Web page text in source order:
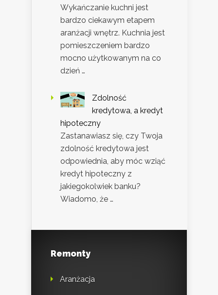
Wykańczanie kuchni jest
bardzo ciekawym etapem
aranżacji wnętrz. Kuchnia jest
pomieszczeniem bardzo
mocno użytkowanym na co
dzień …
Zdolność
kredytowa, a kredyt
hipoteczny
Zastanawiasz się, czy Twoja
zdolność kredytowa jest
odpowiednia, aby móc wziąć
kredyt hipoteczny z
jakiegokolwiek banku?
Wiadomo, że …
Remonty
Aranżacja